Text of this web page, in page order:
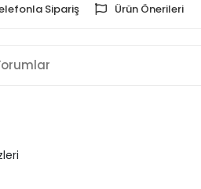
Sipariş Ürün Önerileri